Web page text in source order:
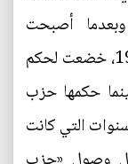
أصبحت
ديمقراطية متعددة الأحزاب في عام 1950، خضعت لحكم
لمدة 44 عاماً، بينما حكمها حزب
التي كانت